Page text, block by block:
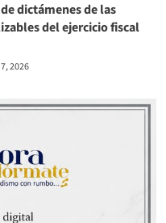
dictámenes de las
del ejercicio fiscal
2026